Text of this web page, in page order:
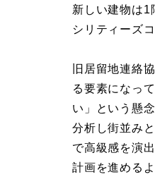
新しい建物は1
シリティーズ
旧居留地連絡
る要素になっ
い」という懸
分析し街並み
で高級感を演
計画を進めるよ